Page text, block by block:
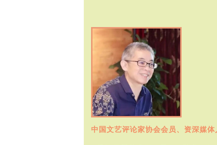
中国文艺评论家协会会员、资深媒